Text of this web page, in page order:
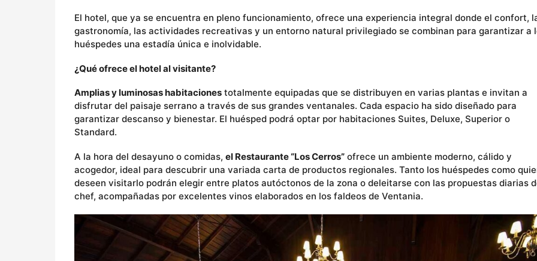
El hotel, que ya se encuentra en pleno funcionamiento, ofrece una experiencia integral donde el confort,
gastronomía, las actividades recreativas y un entorno natural privilegiado se combinan para garantizar a
huéspedes una estadía única e inolvidable.
¿Qué ofrece el hotel al visitante?
Amplias y luminosas habitaciones totalmente equipadas que se distribuyen en varias plantas e invitan a
disfrutar del paisaje serrano a través de sus grandes ventanales. Cada espacio ha sido diseñado para
garantizar descanso y bienestar. El huésped podrá optar por habitaciones Suites, Deluxe, Superior o
Standard.
A la hora del desayuno o comidas, el Restaurante “Los Cerros” ofrece un ambiente moderno, cálido y
acogedor, ideal para descubrir una variada carta de productos regionales. Tanto los huéspedes como
deseen visitarlo podrán elegir entre platos autóctonos de la zona o deleitarse con las propuestas diarias
chef, acompañadas por excelentes vinos elaborados en los faldeos de Ventania.